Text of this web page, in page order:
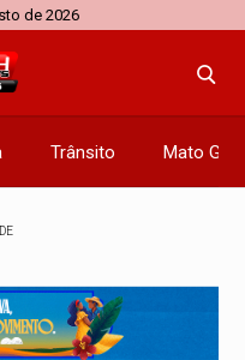
de 2026
Trânsito Mato